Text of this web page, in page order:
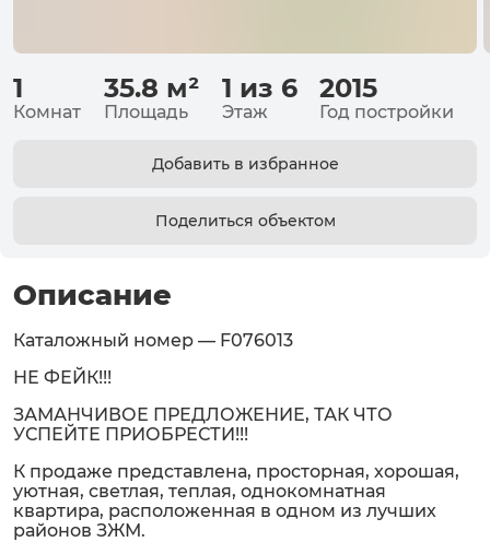
1
Комнат
35.8 м²
Площадь
1 из 6
Этаж
2015
Год постройки
Добавить в избранное
Поделиться объектом
Описание
Каталожный номер — F076013
НЕ ФЕЙК!!!
ЗАМАНЧИВОЕ ПРЕДЛОЖЕНИЕ, ТАК ЧТО
УСПЕЙТЕ ПРИОБРЕСТИ!!!
К продаже представлена, просторная, хорошая,
уютная, светлая, теплая, однокомнатная
квартира, расположенная в одном из лучших
районов ЗЖМ.